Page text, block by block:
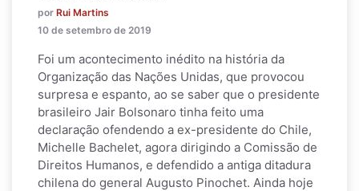
por Rui Martins
10 de setembro de 2019
Foi um acontecimento inédito na história da
Organização das Nações Unidas, que provocou
surpresa e espanto, ao se saber que o presidente
brasileiro Jair Bolsonaro tinha feito uma
declaração ofendendo a ex-presidente do Chile,
Michelle Bachelet, agora dirigindo a Comissão de
Direitos Humanos, e defendido a antiga ditadura
chilena do general Augusto Pinochet. Ainda hoje